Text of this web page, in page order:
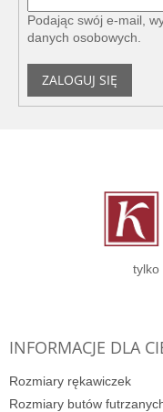
Podając swój e-mail,
danych osobowych
ZALOGUJ SIĘ
tylko
INFORMACJE DLA
Rozmiary rękawiczek
Rozmiary butów